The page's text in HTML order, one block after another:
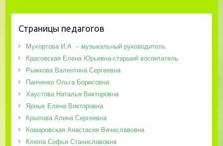
Страницы педагогов
Мухортова И.А. – музыкальный руководитель
Красовская Елена Юрьевна-старший воспитатель.
Рыжкова Валентина Сергеевна
Панченко Ольга Борисовна
Хаустова Наталья Викторовна
Ярных Елена Викторовна
Крылова Алина Сергеевна
Комаровская Анастасия Вячеславовна
Клюпа Софья Станиславовна